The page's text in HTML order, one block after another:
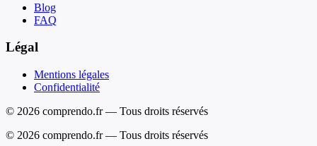
Blog
FAQ
Légal
Mentions légales
Confidentialité
© 2026 comprendo.fr — Tous droits réservés
© 2026 comprendo.fr — Tous droits réservés